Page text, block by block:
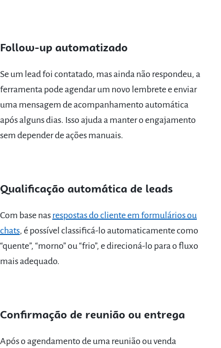
Follow-up automatizado
Se um lead foi contatado, mas ainda não respondeu, a
ferramenta pode agendar um novo lembrete e enviar
uma mensagem de acompanhamento automática
após alguns dias. Isso ajuda a manter o engajamento
sem depender de ações manuais.
Qualificação automática de leads
Com base nas respostas do cliente em formulários ou
chats, é possível classificá-lo automaticamente como
“quente”, “morno” ou “frio”, e direcioná-lo para o fluxo
mais adequado.
Confirmação de reunião ou entrega
Após o agendamento de uma reunião ou venda